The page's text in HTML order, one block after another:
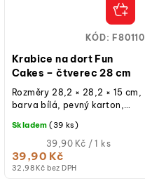
Krabice na dort Fun
Cakes – čtverec 28 cm
32,98 Kč bez DPH
39,90 Kč
Měrná
cena:
39,90 Kč / 1 ks
Skladem (39 ks)
Rozměry 28,2 × 28,2 × 15 cm,
barva bílá, pevný karton,
znovupoužitelná při běžném
použití, balení 1 ks.
KÓD:F80110